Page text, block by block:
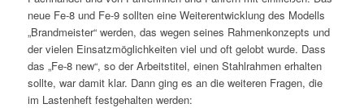
neue Fe-8 und Fe-9 sollten eine Weiterentwicklung des Modells
„Brandmeister“ werden, das wegen seines Rahmenkonzepts und
der vielen Einsatzmöglichkeiten viel und oft gelobt wurde. Dass
das „Fe-8 new“, so der Arbeitstitel, einen Stahlrahmen erhalten
sollte, war damit klar. Dann ging es an die weiteren Fragen, die
im Lastenheft festgehalten werden: